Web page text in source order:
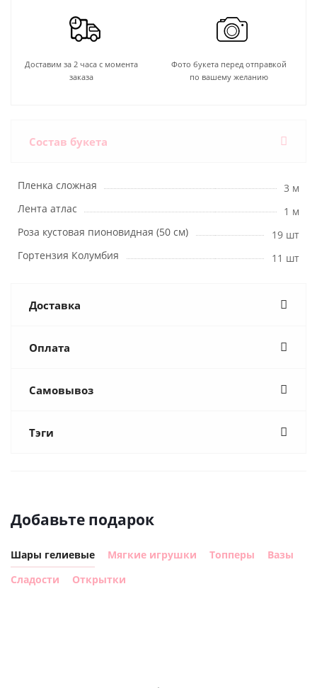
Доставим за 2 часа с момента
заказа
Фото букета перед отправкой
по вашему желанию
Состав букета
Пленка сложная
3 м
Лента атлас
1 м
Роза кустовая пионовидная (50 см)
19 шт
Гортензия Колумбия
11 шт
Доставка
Оплата
Самовывоз
Тэги
Добавьте подарок
Шары гелиевые Мягкие игрушки Топперы
Вазы
Сладости
Открытки